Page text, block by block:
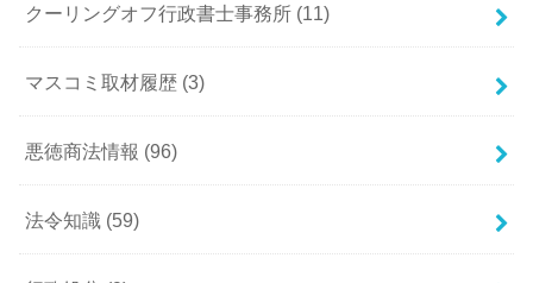
クーリングオフ行政書士事務所 (11)
マスコミ取材履歴 (3)
悪徳商法情報 (96)
法令知識 (59)